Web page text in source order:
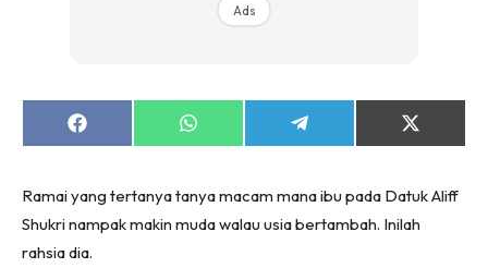
Ads
Share
on
Share
on
Share
on
Share
on
Ramai yang tertanya tanya macam mana ibu pada Datuk Aliff
Shukri nampak makin muda walau usia bertambah. Inilah
rahsia dia.